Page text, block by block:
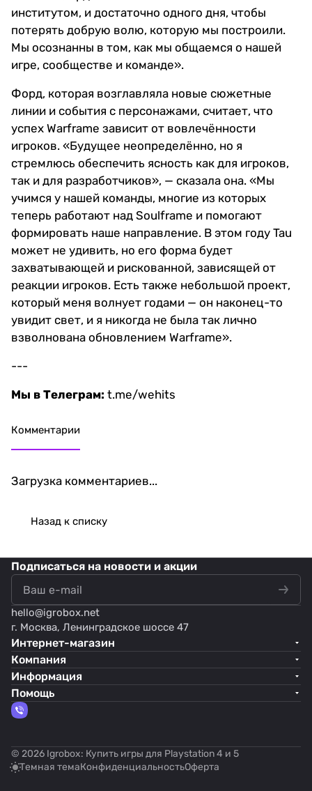
институтом, и достаточно одного дня, чтобы
потерять добрую волю, которую мы построили.
Мы осознанны в том, как мы общаемся о нашей
игре, сообществе и команде».
Форд, которая возглавляла новые сюжетные
линии и события с персонажами, считает, что
успех Warframe зависит от вовлечённости
игроков. «Будущее неопределённо, но я
стремлюсь обеспечить ясность как для игроков,
так и для разработчиков», — сказала она. «Мы
учимся у нашей команды, многие из которых
теперь работают над Soulframe и помогают
формировать наше направление. В этом году Tau
может не удивить, но его форма будет
захватывающей и рискованной, зависящей от
реакции игроков. Есть также небольшой проект,
который меня волнует годами — он наконец-то
увидит свет, и я никогда не была так лично
взволнована обновлением Warframe».
---
Мы в Телеграм: t.me/wehits
Комментарии
Загрузка комментариев...
Назад к списку
Подписаться на новости и акции
hello@igrobox.net
г. Москва, Ленинградское шоссе 47
Интернет-магазин
Компания
Информация
Помощь
© 2026 Igrobox: Купить игры для Playstation 4 и 5
Темная темаКонфиденциальностьОферта